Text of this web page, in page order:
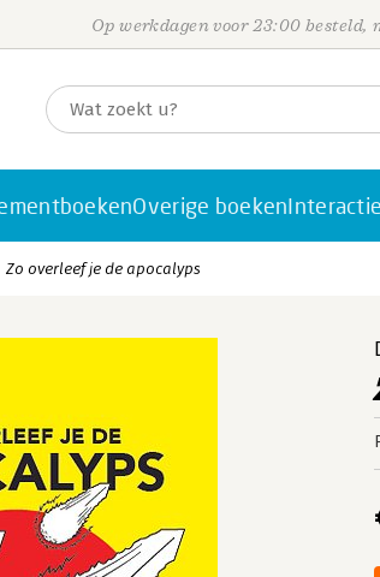
Op werkdagen voor 23:00 besteld,
Overige boeken
Zo overleef je de apocalyps